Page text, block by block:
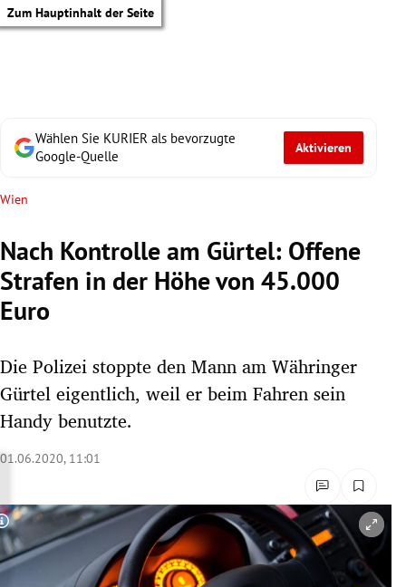
Zum Hauptinhalt der Seite
Untermenü
Untermenü
Untermenü
Untermenü
Wählen Sie KURIER als bevorzugte
Google-Quelle
Aktivieren
Wien
Nach Kontrolle am Gürtel: Offene
Strafen in der Höhe von 45.000
Euro
Die Polizei stoppte den Mann am Währinger
Gürtel eigentlich, weil er beim Fahren sein
Handy benutzte.
01.06.2020, 11:01
Copyright-Hinweis öffnen/schließen